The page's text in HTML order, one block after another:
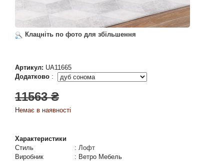
Клацніть по фото для збільшення
Артикул: UA11665
Додатково :
11563 ₴
Немає в наявності
Характеристики
Стиль
: Лофт
Виробник
: Ветро Мебель